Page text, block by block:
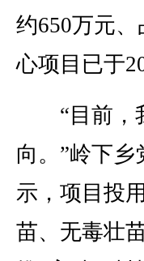
约650万元
心项目已于
“目前，我
向。”岭下
示，项目投
苗、无毒壮